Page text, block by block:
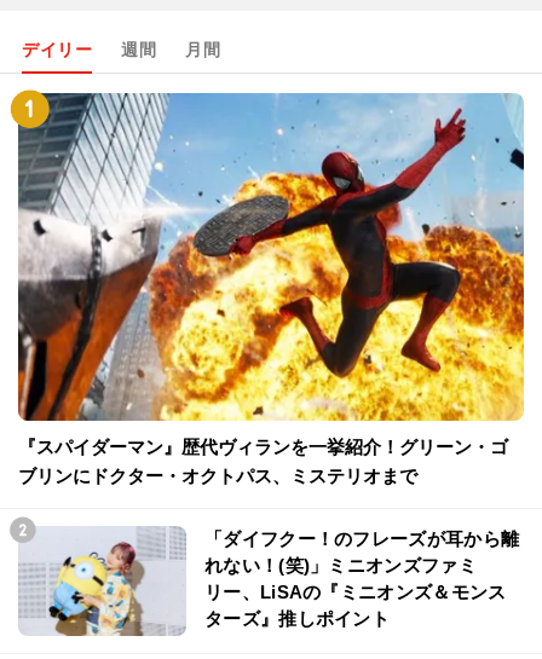
デイリー 週間 月間
『スパイダーマン』歴代ヴィランを一挙紹介！グリーン・ゴ
ブリンにドクター・オクトパス、ミステリオまで
「ダイフクー！のフレーズが耳から離
れない！(笑)」ミニオンズファミ
リー、LiSAの『ミニオンズ＆モンス
ターズ』推しポイント